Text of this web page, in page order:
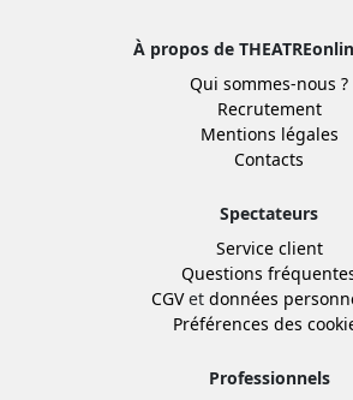
À propos de
Qui sommes-nous ?
Recrutement
Mentions légales
Contacts
Spectateurs
Service client
Questions
CGVet données
Préférences des
Professionnels